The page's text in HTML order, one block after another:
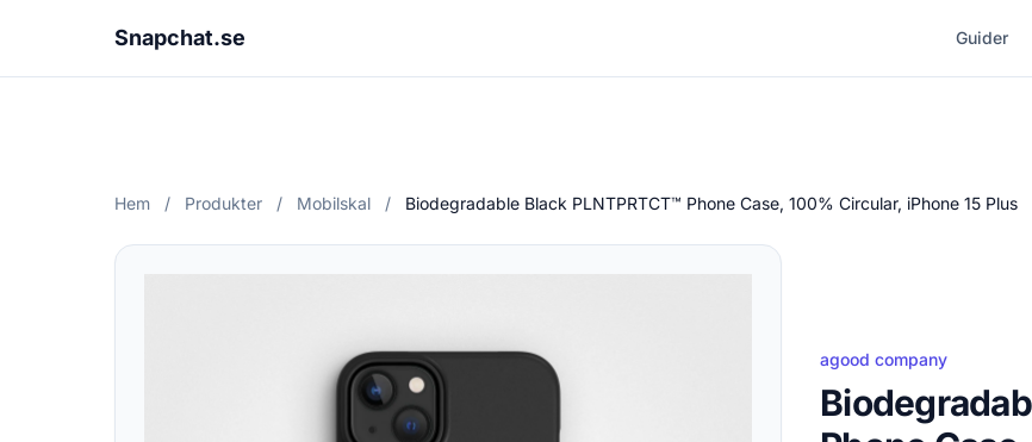
Snapchat.se Guider
Hem / Produkter / Mobilskal / Biodegradable Black PLNTPRTCT™ Phone Case, 100% Circular, iPhone 15 Plus
agood company